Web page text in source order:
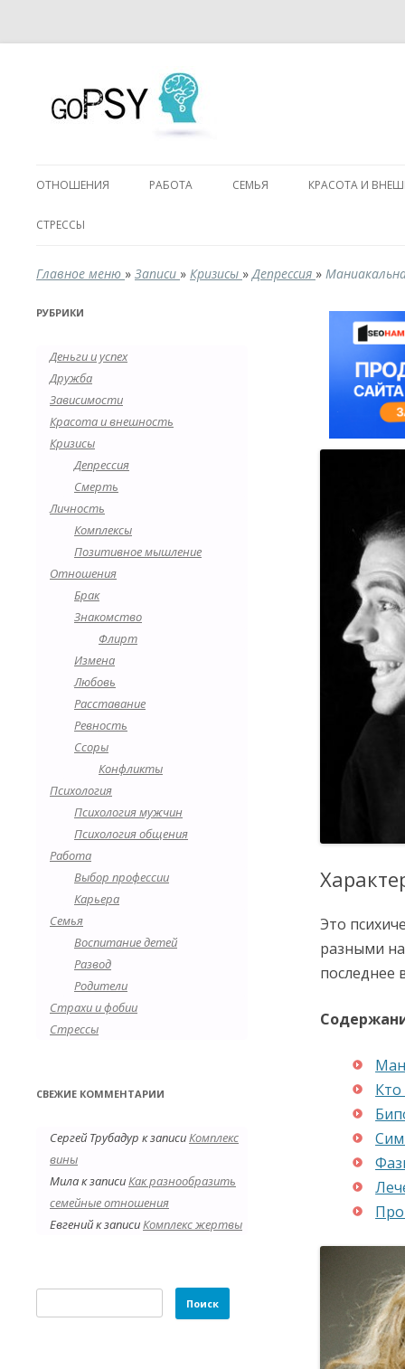
ОТНОШЕНИЯ РАБОТА СЕМЬЯ КРАСОТА И
СТРЕССЫ
Главное меню » Записи » Кризисы »Депрессия »
РУБРИКИ
Деньги и успех
Дружба
Зависимости
Красота и внешность
Кризисы
Депрессия
Смерть
Личность
Комплексы
Позитивное мышление
Отношения
Брак
Знакомство
Флирт
Измена
Любовь
Расставание
Ревность
Ссоры
Конфликты
Психология
Психология мужчин
Психология общения
Работа
Выбор профессии
Карьера
Семья
Воспитание детей
Развод
Родители
Страхи и фобии
Стрессы
СВЕЖИЕ КОММЕНТАРИИ
Сергей Трубадур к записиКомплекс
вины
Милак записиКак разнообразить
семейные отношения
Евгенийк записиКомплекс жертвы
Найти:
Это
разными
последнее
Кто